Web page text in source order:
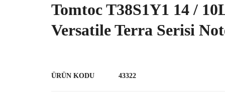
Tomtoc T38S1Y1 14 /
Versatile Terra Serisi
ÜRÜN KODU 43322